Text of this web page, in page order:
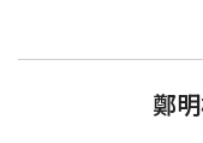
鄭